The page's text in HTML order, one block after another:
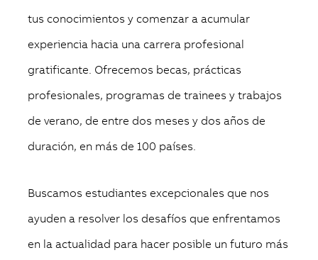
tus conocimientos y comenzar a acumular
experiencia hacia una carrera profesional
gratificante. Ofrecemos becas, prácticas
profesionales, programas de trainees y trabajos
de verano, de entre dos meses y dos años de
duración, en más de 100 países.
Buscamos estudiantes excepcionales que nos
ayuden a resolver los desafíos que enfrentamos
en la actualidad para hacer posible un futuro más